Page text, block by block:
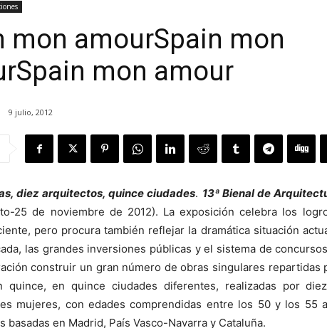
mon amourSpain mon
Spain mon amour
9 julio, 2012
diez arquitectos, quince ciudades. 13ª Bienal de
25 de noviembre de 2012). La exposición celebra los
pero procura también reflejar la dramática situación
las grandes inversiones públicas y el sistema de
construir un gran número de obras singulares repartidas
quince, en quince ciudades diferentes, realizadas por
mujeres, con edades comprendidas entre los 50 y los 55
basadas en Madrid, País Vasco-Navarra y Cataluña.